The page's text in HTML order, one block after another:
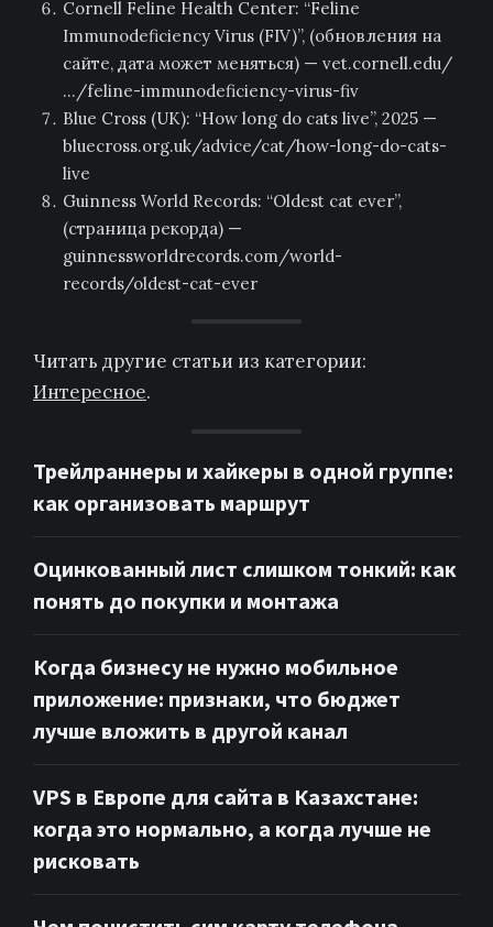
Cornell Feline Health Center: “Feline
Immunodeficiency Virus (FIV)”, (обновления на
сайте, дата может меняться) — vet.cornell.edu/
…/feline-immunodeficiency-virus-fiv
Blue Cross (UK): “How long do cats live”, 2025 —
bluecross.org.uk/advice/cat/how-long-do-cats-
live
Guinness World Records: “Oldest cat ever”,
(страница рекорда) —
guinnessworldrecords.com/world-
records/oldest-cat-ever
Читать другие статьи из категории:
Интересное.
Трейлраннеры и хайкеры в одной группе:
как организовать маршрут
Оцинкованный лист слишком тонкий: как
понять до покупки и монтажа
Когда бизнесу не нужно мобильное
приложение: признаки, что бюджет
лучше вложить в другой канал
VPS в Европе для сайта в Казахстане:
когда это нормально, а когда лучше не
рисковать